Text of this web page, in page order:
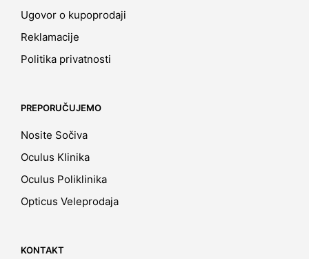
Ugovor o kupoprodaji
Reklamacije
Politika privatnosti
PREPORUČUJEMO
Nosite Sočiva
Oculus Klinika
Oculus Poliklinika
Opticus Veleprodaja
KONTAKT